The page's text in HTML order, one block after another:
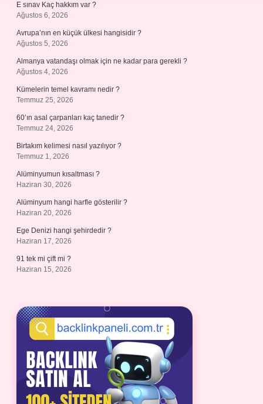
E sınav Kaç hakkım var ?
Ağustos 6, 2026
Avrupa’nın en küçük ülkesi hangisidir ?
Ağustos 5, 2026
Almanya vatandaşı olmak için ne kadar para gerekli ?
Ağustos 4, 2026
Kümelerin temel kavramı nedir ?
Temmuz 25, 2026
60’ın asal çarpanları kaç tanedir ?
Temmuz 24, 2026
Birtakım kelimesi nasıl yazılıyor ?
Temmuz 1, 2026
Alüminyumun kısaltması ?
Haziran 30, 2026
Alüminyum hangi harfle gösterilir ?
Haziran 20, 2026
Ege Denizi hangi şehirdedir ?
Haziran 17, 2026
91 tek mi çift mi ?
Haziran 15, 2026